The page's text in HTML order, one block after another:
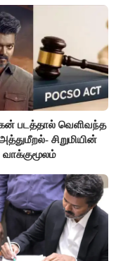
படத்தால் வெளிவந்த
சிறுமியின்
வாக்குமூலம்